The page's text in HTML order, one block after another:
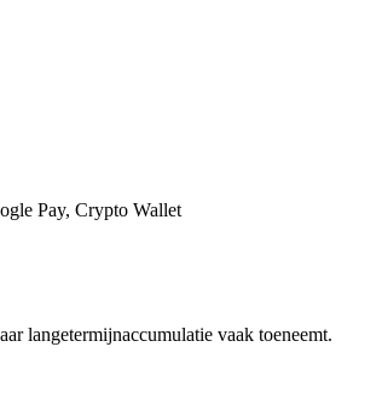
Pay, Crypto Wallet
langetermijnaccumulatie vaak toeneemt.